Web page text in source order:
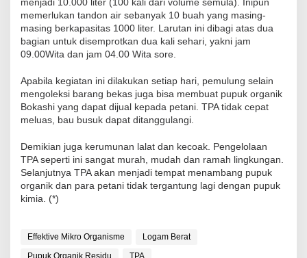
menjadi 10.000 liter (100 kali dari volume semula). Inipun
memerlukan tandon air sebanyak 10 buah yang masing-
masing berkapasitas 1000 liter. Larutan ini dibagi atas dua
bagian untuk disemprotkan dua kali sehari, yakni jam
09.00Wita dan jam 04.00 Wita sore.
Apabila kegiatan ini dilakukan setiap hari, pemulung selain
mengoleksi barang bekas juga bisa membuat pupuk organik
Bokashi yang dapat dijual kepada petani. TPA tidak cepat
meluas, bau busuk dapat ditanggulangi.
Demikian juga kerumunan lalat dan kecoak. Pengelolaan
TPA seperti ini sangat murah, mudah dan ramah lingkungan.
Selanjutnya TPA akan menjadi tempat menambang pupuk
organik dan para petani tidak tergantung lagi dengan pupuk
kimia. (*)
Effektive Mikro Organisme
Logam Berat